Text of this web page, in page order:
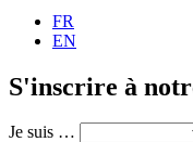
FR
EN
S'inscrire à
Je suis …